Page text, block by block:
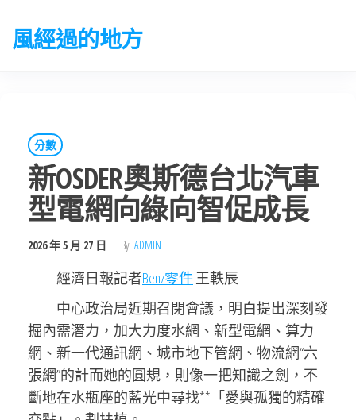
the
風經過的地方
分數
新OSDER奧斯德台北汽車
型電網向綠向智促成長
2026 年 5 月 27 日 By ADMIN
經濟日報記者Benz零件王軼辰
中心政治局近期召閉會議，明白提出深刻發
掘內需潛力，加大力度水網、新型電網、算力
網、新一代通訊網、城市地下管網、物流網“六
張網”的計而她的圓規，則像一把知識之劍，不
斷地在水瓶座的藍光中尋找**「愛與孤獨的精確